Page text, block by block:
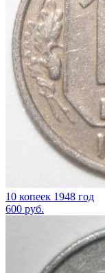
10 копеек 1948 год
600 руб.